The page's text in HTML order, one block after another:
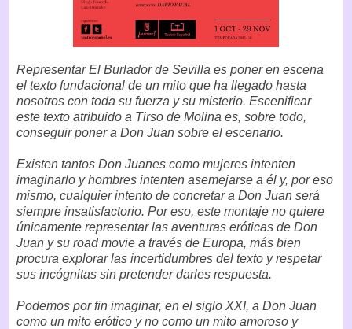
Representar El Burlador de Sevilla es poner en escena
el texto fundacional de un mito que ha llegado hasta
nosotros con toda su fuerza y su misterio. Escenificar
este texto atribuido a Tirso de Molina es, sobre todo,
conseguir poner a Don Juan sobre el escenario.
Existen tantos Don Juanes como mujeres intenten
imaginarlo y hombres intenten asemejarse a él y, por eso
mismo, cualquier intento de concretar a Don Juan será
siempre insatisfactorio. Por eso, este montaje no quiere
únicamente representar las aventuras eróticas de Don
Juan y su road movie a través de Europa, más bien
procura explorar las incertidumbres del texto y respetar
sus incógnitas sin pretender darles respuesta.
Podemos por fin imaginar, en el siglo XXI, a Don Juan
como un mito erótico y no como un mito amoroso y